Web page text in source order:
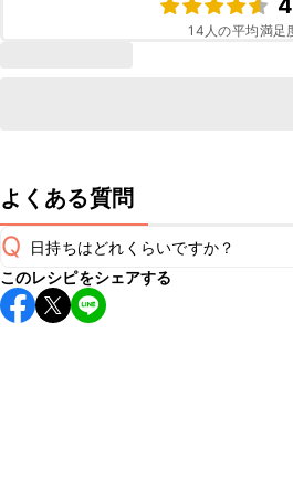
14 人の平均満足
よくある質問
Q 日持ちはどれくらいですか？
保存期間は冷蔵で当日中が目安です
し上がりください。
このレシピをシェアする